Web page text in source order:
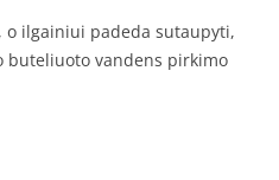
o ilgainiui padeda sutaupyti,
buteliuoto vandens pirkimo